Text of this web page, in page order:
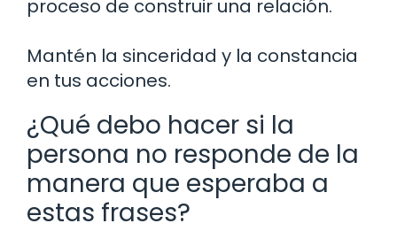
proceso de construir una relación.
Mantén la sinceridad y la constancia
en tus acciones.
¿Qué debo hacer si la
persona no responde de la
manera que esperaba a
estas frases?